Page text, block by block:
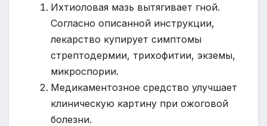
Ихтиоловая мазь вытягивает гной.
Согласно описанной инструкции,
лекарство купирует симптомы
стрептодермии, трихофитии, экземы,
микроспории.
Медикаментозное средство улучшает
клиническую картину при ожоговой
болезни.